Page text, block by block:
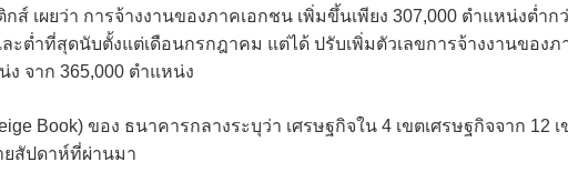
ส์ เผยว่า การจ้างงานของภาคเอกชน เพิ่มขึ้นเพียง 307,000 ตำแหน่งต่ำก
ะต่ำที่สุดนับตั้งแต่เดือนกรกฎาคม แต่ได้ ปรับเพิ่มตัวเลขการจ้างงานของภ
ง จาก 365,000 ตำแหน่ง
Book) ของ ธนาคารกลางระบุว่า เศรษฐกิจใน 4 เขตเศรษฐกิจจาก 12 เ
ยสัปดาห์ที่ผ่านมา